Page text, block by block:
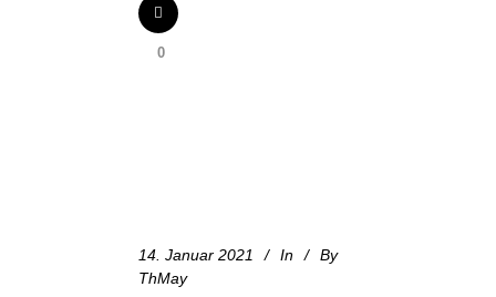
0
14. Januar 2021 In
By
ThMay